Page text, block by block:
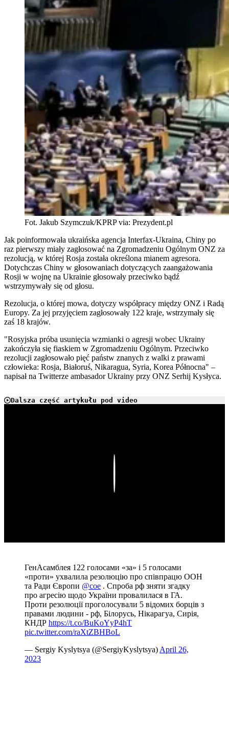
Fot. Jakub Szymczuk/KPRP via: Prezydent.pl
Jak poinformowała ukraińska agencja Interfax-Ukraina, Chiny po
raz pierwszy miały zagłosować na Zgromadzeniu Ogólnym ONZ za
rezolucją, w której Rosja została określona mianem agresora.
Dotychczas Chiny w głosowaniach dotyczących zaangażowania
Rosji w wojnę na Ukrainie głosowały przeciwko bądź
wstrzymywały się od głosu.
Rezolucja, o której mowa, dotyczy współpracy między ONZ i Radą
Europy. Za jej przyjęciem zagłosowały 122 kraje, wstrzymały się
zaś 18 krajów.
"Rosyjska próba usunięcia wzmianki o agresji wobec Ukrainy
zakończyła się fiaskiem w Zgromadzeniu Ogólnym. Przeciwko
rezolucji zagłosowało pięć państw znanych z walki z prawami
człowieka: Rosja, Białoruś, Nikaragua, Syria, Korea Północna" –
napisał na Twitterze ambasador Ukrainy przy ONZ Serhij Kysłyca.
Dalsza część artykułu pod video
ГенАсамблея 122 голосами «за» і 5 голосами
«проти» ухвалила резолюцію про співпрацю ООН
та Ради Європи @coe . Спроба рф зняти згадку
про агресію щодо України провалилася в ГА.
Проти резолюції проголосували 5 відомих борців з
правами людини - рф, Білорусь, Нікарагуа, Сирія,
КНДР https://t.co/BuKoYyP4hT
pic.twitter.com/raXtZBHBoL
— Sergiy Kyslytsya (@SergiyKyslytsya)April 26,
2023